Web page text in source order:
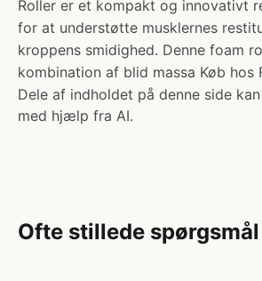
Roller er et kompakt og innovativt
for at understøtte musklernes
kroppens smidighed. Denne foam
kombination af blid massa Køb hos
Dele af indholdet på denne side
med hjælp fra AI.
Ofte stillede spørgsmål